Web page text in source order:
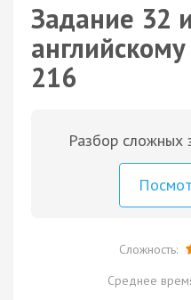
Задание 32
216
Разбор сложных
Сложность:
Среднее